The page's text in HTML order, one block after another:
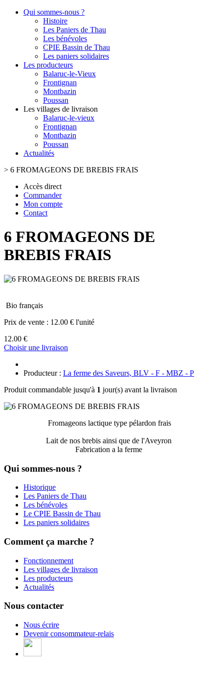
Qui sommes-nous ?
Histoire
Les Paniers de Thau
Les bénévoles
CPIE Bassin de Thau
Les paniers solidaires
Les producteurs
Balaruc-le-Vieux
Frontignan
Montbazin
Poussan
Les villages de livraison
Balaruc-le-vieux
Frontignan
Montbazin
Poussan
Actualités
> 6 FROMAGEONS DE BREBIS FRAIS
Accès direct
Commander
Mon compte
Contact
6 FROMAGEONS DE
BREBIS FRAIS
Bio français
Prix de vente : 12.00 € l'unité
12.00 €
Choisir une livraison
Producteur : La ferme des Saveurs, BLV - F - MBZ - P
Produit commandable jusqu'à 1 jour(s) avant la livraison
Fromageons lactique type pélardon frais
Lait de nos brebis ainsi que de l'Aveyron
Fabrication a la ferme
Qui sommes-nous ?
Historique
Les Paniers de Thau
Les bénévoles
Le CPIE Bassin de Thau
Les paniers solidaires
Comment ça marche ?
Fonctionnement
Les villages de livraison
Les producteurs
Actualités
Nous contacter
Nous écrire
Devenir consommateur-relais